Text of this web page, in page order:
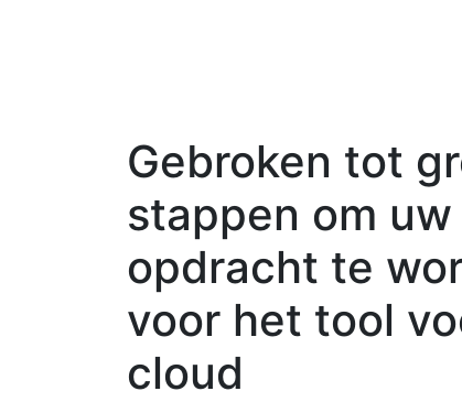
Gebroken tot
stappen om
opdracht te
voor het tool
cloud